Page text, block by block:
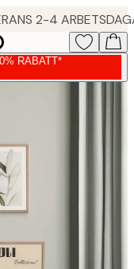
2-4
RABATT*